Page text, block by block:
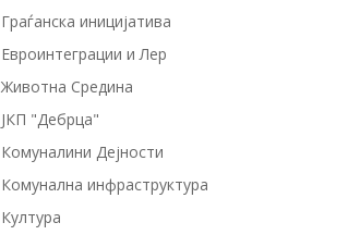
Граѓанска иницијатива
Евроинтеграции и Лер
Животна Средина
ЈКП "Дебрца"
Комуналини Дејности
Комунална инфраструктура
Култура